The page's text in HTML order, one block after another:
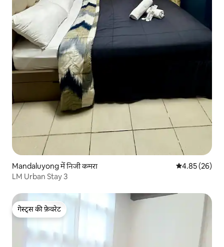
Mandaluyong में निजी कमरा औसत रेटिंग 5 में
4.85 (26)
LM Urban Stay 3
गेस्ट्स की फ़ेवरेट
गेस्ट्स की फ़ेवरेट